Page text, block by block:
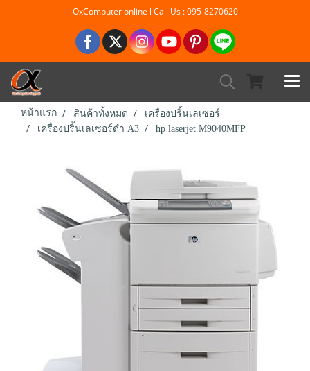
OxComputer online l Call Us : 095-8270620
หน้าแรก สินค้าทั้งหมด
เครื่องปริ้นเลเซอร์
เครื่องปริ้นเลเซอร์ดำ A3
hp laserjet M9040MFP